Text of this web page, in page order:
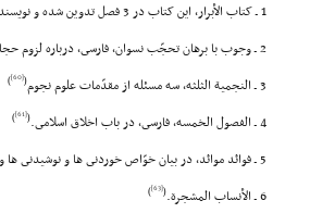
1 ـ کتاب الأبرار، این کتاب در 3 فصل تدوین شده و نویسنده در آن به شرح حال خود و استادان خویش پرداخته است.
2 ـ وجوب با برهان تحجّب نسوان، فارسى، درباره لزوم حجاب از نظر اسلام.
3 ـ النجمیة الثلثه، سه مسئله از مقدّمات علوم نجوم (
[60]
)
4 ـ الفصول الخمسه، فارسى، در باب اخلاق اسلامى. (
[61]
)
5 ـ فوائد موائد، در بیان خوّاص خوردنى ها و نوشیدنى ها و آداب خوردنى و نوشیدنى از نظر اسلام.
6 ـ الأنساب المشجرة.
(
[63]
)